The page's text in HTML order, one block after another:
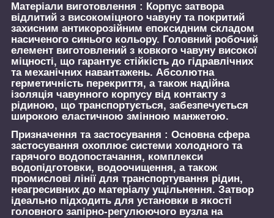
Матеріали виготовлення : Корпус затвора
відлитий з високоміцного чавуну та покритий
захисним антикорозійним епоксидним складом
насиченого синього кольору. Головний робочий
елемент виготовлений з ковкого чавуну високої
міцності, що гарантує стійкість до гідравлічних
та механічних навантажень. Абсолютна
герметичність перекриття, а також надійна
ізоляція чавунного корпусу від контакту з
рідиною, що транспортується, забезпечується
широкою еластичною змінною манжетою.
Призначення та застосування : Основна сфера
застосування охоплює системи холодного та
гарячого водопостачання, комплекси
водопідготовки, водоочищення, а також
промислові лінії для транспортування рідин,
неагресивних до матеріалу ущільнення. Затвор
ідеально підходить для установки в якості
головного запірно-регулюючого вузла на